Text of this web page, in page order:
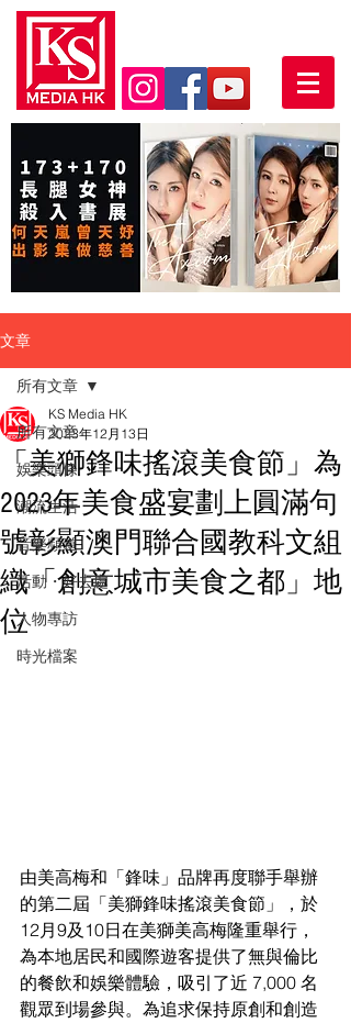
文章
所有文章
娛樂頭條
潮流生活
音樂頻道
活動・好去處
人物專訪
時光檔案
所有文章
「美獅鋒味搖滾美食節」為
2023年美食盛宴劃上圓滿句
號彰顯澳門聯合國教科文組
織「創意城市美食之都」地
位
KS Media HK
2023年12月13日
由美高梅和「鋒味」品牌再度聯手舉辦
的第二屆「美獅鋒味搖滾美食節」，於
12月9及10日在美獅美高梅隆重舉行，
為本地居民和國際遊客提供了無與倫比
的餐飲和娛樂體驗，吸引了近 7,000 名
觀眾到場參與。為追求保持原創和創造